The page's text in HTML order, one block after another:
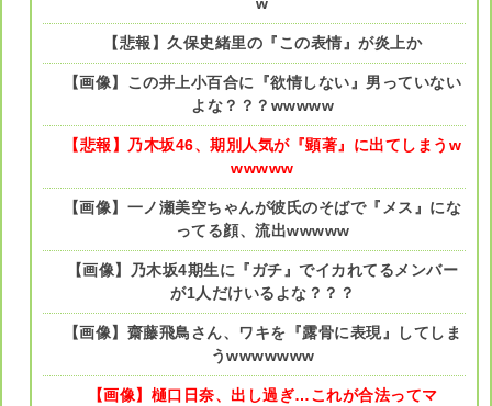
【悲報】久保史緒里の『この表情』が炎上か
【画像】この井上小百合に『欲情しない』男っていない
よな？？？wwwww
【悲報】乃木坂46、期別人気が『顕著』に出てしまうw
wwwww
【画像】一ノ瀬美空ちゃんが彼氏のそばで『メス』にな
ってる顔、流出wwwww
【画像】乃木坂4期生に『ガチ』でイカれてるメンバー
が1人だけいるよな？？？
【画像】齋藤飛鳥さん、ワキを『露骨に表現』してしま
うwwwwwww
【画像】樋口日奈、出し過ぎ…これが合法ってマ